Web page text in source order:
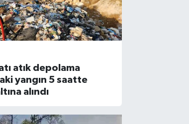
atık depolama
yangın 5 saatte
alındı